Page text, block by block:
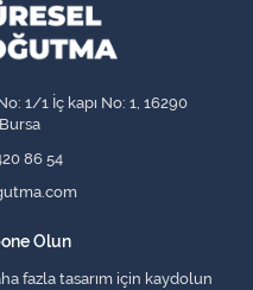
1/1 İç kapı No: 1, 16290
86 54
Olun
fazla tasarım için kaydolun